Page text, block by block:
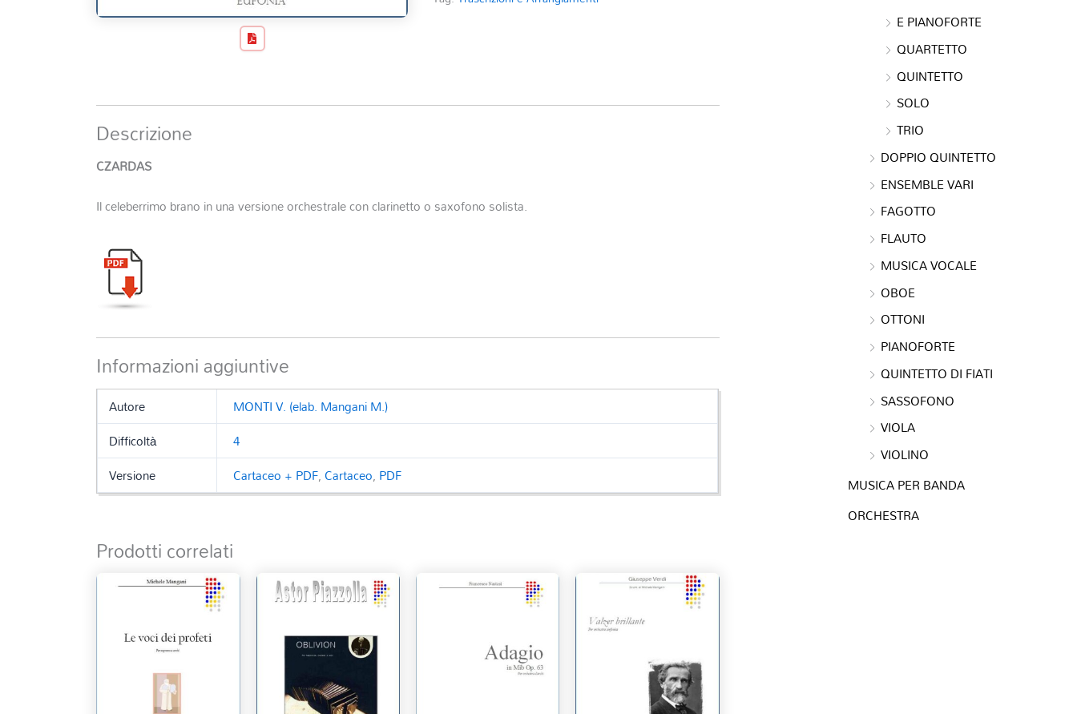
Descrizione
CZARDAS
Il celeberrimo brano in una versione orchestrale con clarinetto o saxofono solista.
Informazioni aggiuntive
Autore
MONTI V. (elab. Mangani M.)
Difficoltà
4
Versione
Cartaceo + PDF,Cartaceo, PDF
Prodotti correlati
E PIANOFORTE
QUARTETTO
QUINTETTO
SOLO
TRIO
DOPPIO QUINTETTO
ENSEMBLE VARI
FAGOTTO
FLAUTO
MUSICA VOCALE
OBOE
OTTONI
PIANOFORTE
QUINTETTO DI FIATI
SASSOFONO
VIOLA
VIOLINO
MUSICA PER BANDA
ORCHESTRA